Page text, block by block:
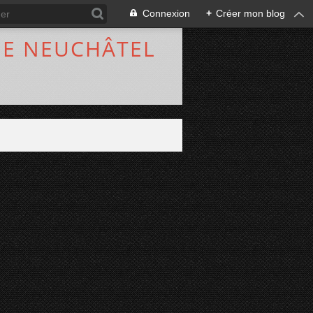
Connexion + Créer mon blog
NEUCHÂTEL